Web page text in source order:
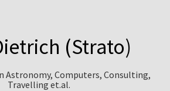
(Strato)
Astronomy, Computers, Consulting,
Travelling et.al.